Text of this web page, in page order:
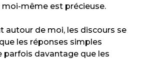
même est précieuse.
autour de moi, les discours se
les réponses simples
parfois davantage que les